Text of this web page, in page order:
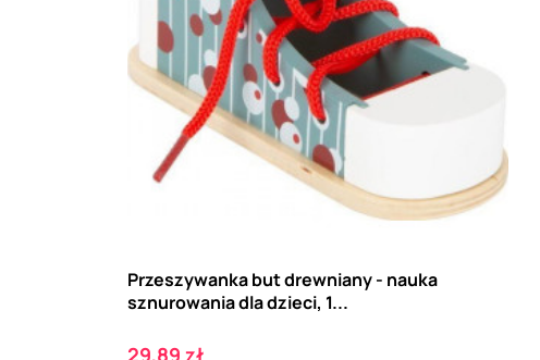
Przeszywanka but drewniany - nauka
sznurowania dla dzieci, 1...
Cena